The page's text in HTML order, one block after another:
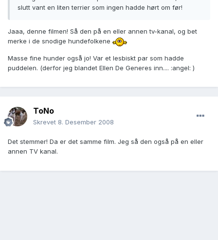
slutt vant en liten terrier som ingen hadde hørt om før!
Jaaa, denne filmen! Så den på en eller annen tv-kanal, og bet
merke i de snodige hundefolkene
Masse fine hunder også jo! Var et lesbiskt par som hadde
puddelen. (derfor jeg blandet Ellen De Generes inn.... :angel: )
ToNo
Skrevet 8. Desember 2008
Det stemmer! Da er det samme film. Jeg så den også på en eller
annen TV kanal.